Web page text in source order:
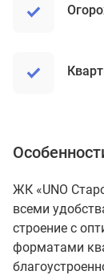
ЖК «UNO
всеми
строение с
форматами